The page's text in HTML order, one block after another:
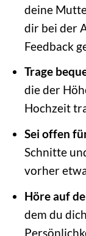
deine
dir bei der
Feedback
Trage
die der
Hochzeit
Sei offen
Schnitte
vorher
Höre auf
dem du